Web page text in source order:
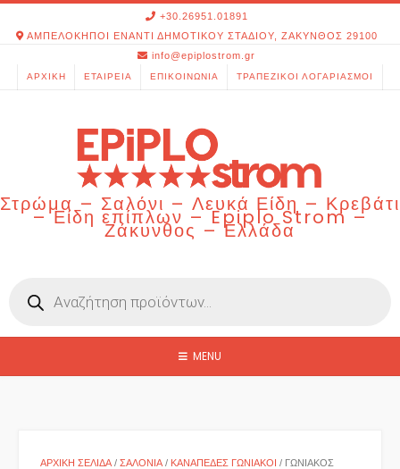
+30.26951.01891
ΑΜΠΕΛΟΚΗΠΟΙ ΕΝΑΝΤΙ ΔΗΜΟΤΙΚΟΥ ΣΤΑΔΙΟΥ, ΖΑΚΥΝΘΟΣ 29100
info@epiplostrom.gr
ΑΡΧΙΚΉ ΕΤΑΙΡΕΊΑ ΕΠΙΚΟΙΝΩΝΊΑ ΤΡΑΠΕΖΙΚΟΊ ΛΟΓΑΡΙΑΣΜΟΊ
Στρώμα – Σαλόνι – Λευκά Είδη – Κρεβάτι
– Είδη επίπλων – Epiplo Strom –
Ζάκυνθος – Ελλάδα
search
MENU
ΑΡΧΙΚΉ ΣΕΛΊΔΑ / ΣΑΛΌΝΙΑ / ΚΑΝΑΠΈΔΕΣ ΓΩΝΙΑΚΟΊ / ΓΩΝΙΑΚΌΣ